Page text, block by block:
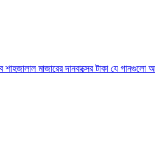
দানবাক্সের টাকাযে গানগুলো আজও ফিরিয়ে